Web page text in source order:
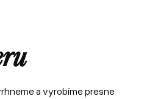
a vyrobíme presne